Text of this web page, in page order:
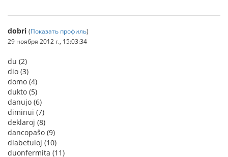
dobri (Показать профиль)
29 ноября 2012 г., 15:03:34
du (2)
dio (3)
domo (4)
dukto (5)
danujo (6)
diminui (7)
deklaroj (8)
dancopaŝo (9)
diabetuloj (10)
duonfermita (11)